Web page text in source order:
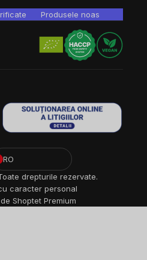
Produsele noastre sunt
RO
drepturile rezervate.
caracter personal
Shoptet Premium